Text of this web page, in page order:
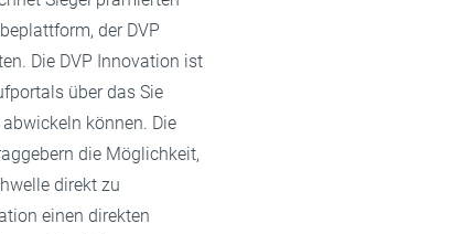
der DVP
Die DVP Innovation ist
über das Sie
können. Die
die Möglichkeit,
direkt zu
einen direkten